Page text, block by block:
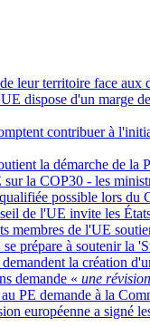
leur territoire face aux
dispose d'un marge
contribuer à
la démarche de la
la COP30 - les
possible lors du
de l'UE invite les
membres de l'UE
prépare à soutenir la
la création
demande « une révision
au PE demande à la
européenne a signé